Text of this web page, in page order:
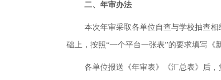
二、年审办法
本次年审采取各单位自查与学校抽查
础上，按照“一个平台一张表”的要求填写
各单位报送《年审表》《汇总表》后